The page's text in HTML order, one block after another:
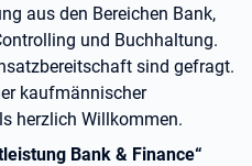
aus den Bereichen Bank,
und Buchhaltung.
sind gefragt.
kaufmännischer
herzlich Willkommen.
Bank & Finance“